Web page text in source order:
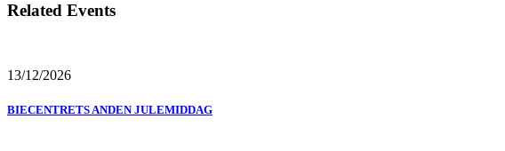
Related Events
13/12/2026
BIECENTRETS ANDEN JULEMIDDAG